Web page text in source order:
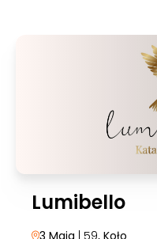
Lumibello
3 Maja | 59, Koło